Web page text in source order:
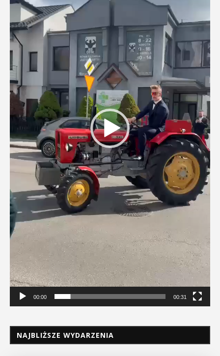
00:00 00:31
NAJBLIŻSZE WYDARZENIA